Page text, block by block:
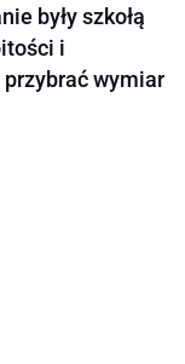
były szkołą
i
przybrać wymiar